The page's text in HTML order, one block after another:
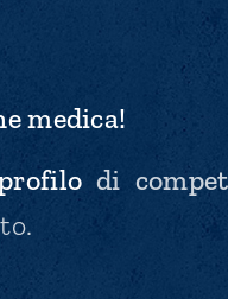
medica!
di